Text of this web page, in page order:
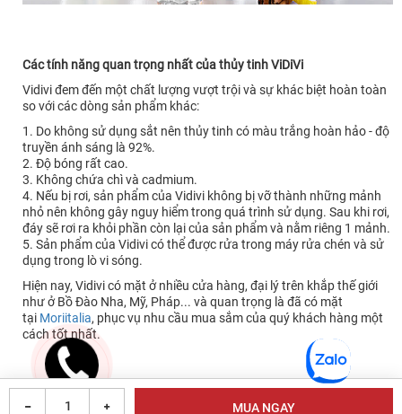
Các tính năng quan trọng nhất của thủy tinh ViDiVi
Vidivi đem đến một chất lượng vượt trội và sự khác biệt hoàn toàn
so với các dòng sản phẩm khác:
1. Do không sử dụng sắt nên thủy tinh có màu trắng hoàn hảo - độ
truyền ánh sáng là 92%.
2. Độ bóng rất cao.
3. Không chứa chì và cadmium.
4. Nếu bị rơi, sản phẩm của Vidivi không bị vỡ thành những mảnh
nhỏ nên không gây nguy hiểm trong quá trình sử dụng. Sau khi rơi,
đáy sẽ rơi ra khỏi phần còn lại của sản phẩm và nằm riêng 1 mảnh.
5. Sản phẩm của Vidivi có thể được rửa trong máy rửa chén và sử
dụng trong lò vi sóng.
Hiện nay, Vidivi có mặt ở nhiều cửa hàng, đại lý trên khắp thế giới
như ở Bồ Đào Nha, Mỹ, Pháp... và quan trọng là đã có mặt
tại Moriitalia, phục vụ nhu cầu mua sắm của quý khách hàng một
cách tốt nhất.